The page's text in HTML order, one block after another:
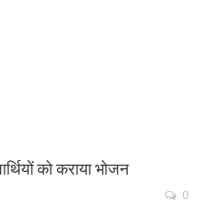
को कराया भोजन
0